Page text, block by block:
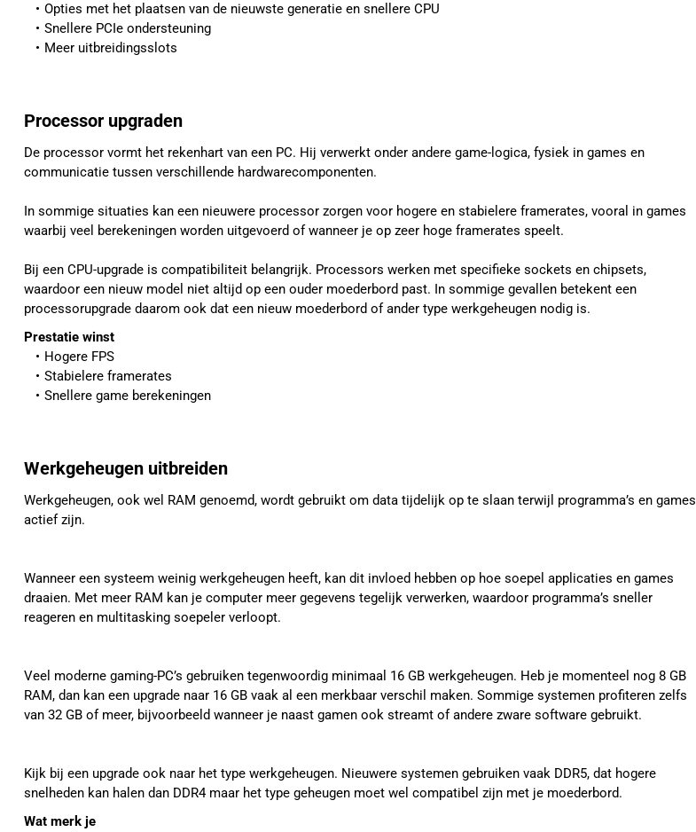
Opties met het plaatsen van de nieuwste generatie en snellere CPU
Snellere PCIe ondersteuning
Meer uitbreidingsslots
Processor upgraden
De processor vormt het rekenhart van een PC. Hij verwerkt onder andere game-logica, fysiek in games en
communicatie tussen verschillende hardwarecomponenten.
In sommige situaties kan een nieuwere processor zorgen voor hogere en stabielere framerates, vooral in games
waarbij veel berekeningen worden uitgevoerd of wanneer je op zeer hoge framerates speelt.
Bij een CPU-upgrade is compatibiliteit belangrijk. Processors werken met specifieke sockets en chipsets,
waardoor een nieuw model niet altijd op een ouder moederbord past. In sommige gevallen betekent een
processorupgrade daarom ook dat een nieuw moederbord of ander type werkgeheugen nodig is.
Prestatie winst
Hogere FPS
Stabielere framerates
Snellere game berekeningen
Werkgeheugen uitbreiden
Werkgeheugen, ook wel RAM genoemd, wordt gebruikt om data tijdelijk op te slaan terwijl programma’s en games
actief zijn.
Wanneer een systeem weinig werkgeheugen heeft, kan dit invloed hebben op hoe soepel applicaties en games
draaien. Met meer RAM kan je computer meer gegevens tegelijk verwerken, waardoor programma’s sneller
reageren en multitasking soepeler verloopt.
Veel moderne gaming-PC’s gebruiken tegenwoordig minimaal 16 GB werkgeheugen. Heb je momenteel nog 8 GB
RAM, dan kan een upgrade naar 16 GB vaak al een merkbaar verschil maken. Sommige systemen profiteren zelfs
van 32 GB of meer, bijvoorbeeld wanneer je naast gamen ook streamt of andere zware software gebruikt.
Kijk bij een upgrade ook naar het type werkgeheugen. Nieuwere systemen gebruiken vaak DDR5, dat hogere
snelheden kan halen dan DDR4 maar het type geheugen moet wel compatibel zijn met je moederbord.
Wat merk je